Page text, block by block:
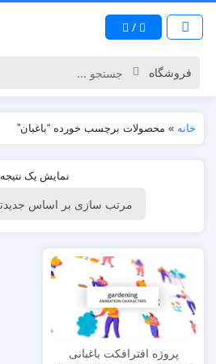
/
خانه » محصولات برچسب خورده “باغبان”
نمایش یک نتیجه
پروژه افترافکت باغبانی